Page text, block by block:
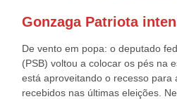
De vento em popa: o deputado
(PSB) voltou a colocar os pés na
está aproveitando o recesso para
recebidos nas últimas eleições.